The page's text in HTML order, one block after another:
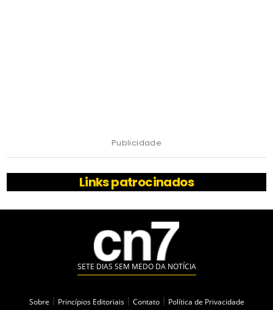
Publicidade
Links patrocinados
SETE DIAS SEM MEDO DA NOTÍCIA
Sobre Princípios Editoriais Contato Política de Privacidade